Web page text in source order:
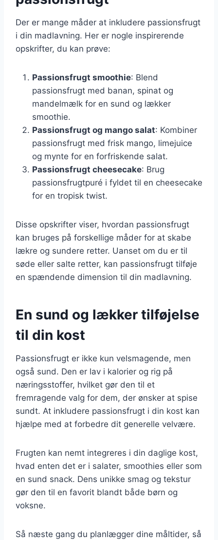
Der er mange måder at inkludere passionsfrugt
i din madlavning. Her er nogle inspirerende
opskrifter, du kan prøve:
Passionsfrugt smoothie: Blend
passionsfrugt med banan, spinat og
mandelmælk for en sund og lækker
smoothie.
Passionsfrugt og mango salat: Kombiner
passionsfrugt med frisk mango, limejuice
og mynte for en forfriskende salat.
Passionsfrugt cheesecake: Brug
passionsfrugtpuré i fyldet til en cheesecake
for en tropisk twist.
Disse opskrifter viser, hvordan passionsfrugt
kan bruges på forskellige måder for at skabe
lækre og sundere retter. Uanset om du er til
søde eller salte retter, kan passionsfrugt tilføje
en spændende dimension til din madlavning.
En sund og lækker tilføjelse
til din kost
Passionsfrugt er ikke kun velsmagende, men
også sund. Den er lav i kalorier og rig på
næringsstoffer, hvilket gør den til et
fremragende valg for dem, der ønsker at spise
sundt. At inkludere passionsfrugt i din kost kan
hjælpe med at forbedre dit generelle velvære.
Frugten kan nemt integreres i din daglige kost,
hvad enten det er i salater, smoothies eller som
en sund snack. Dens unikke smag og tekstur
gør den til en favorit blandt både børn og
voksne.
Så næste gang du planlægger dine måltider, så